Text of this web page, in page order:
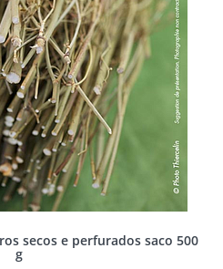
secos e perfurados saco 500
g